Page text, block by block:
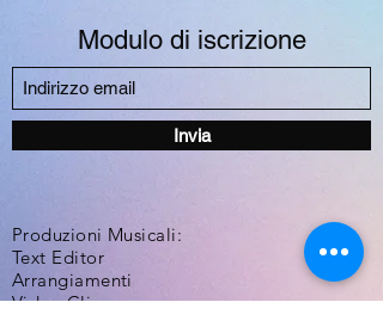
Modulo di iscrizione
Invia
Produzioni Musicali:
Text Editor
Arrangiamenti
Video Clip